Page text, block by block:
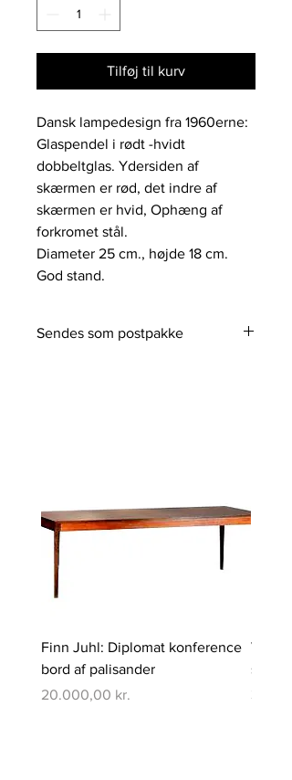
Tilføj til kurv
Dansk lampedesign fra 1960erne:
Glaspendel i rødt -hvidt
dobbeltglas. Ydersiden af
skærmen er rød, det indre af
skærmen er hvid, Ophæng af
forkromet stål.
Diameter 25 cm., højde 18 cm.
God stand.
Sendes som postpakke
Finn Juhl: Diplomat konference
bord af palisander
Pris
20.000,00 kr.